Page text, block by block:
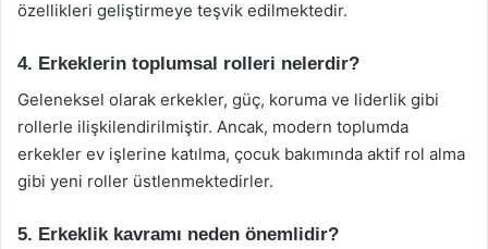
özellikleri geliştirmeye teşvik edilmektedir.
4. Erkeklerin toplumsal rolleri nelerdir?
Geleneksel olarak erkekler, güç, koruma ve liderlik gibi
rollerle ilişkilendirilmiştir. Ancak, modern toplumda
erkekler ev işlerine katılma, çocuk bakımında aktif rol alma
gibi yeni roller üstlenmektedirler.
5. Erkeklik kavramı neden önemlidir?